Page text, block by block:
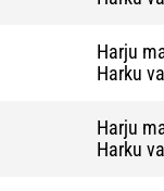
Harju
Harku
Harju
Harku